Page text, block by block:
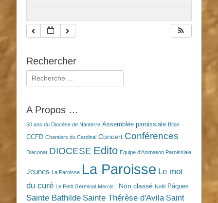
Rechercher
Rechercher :
A Propos …
50 ans du Diocèse de Nanterre Assemblée paroissiale Bible
CCFD Chantiers du Cardinal Concert Conférences
Diaconat DIOCESE Edito Equipe d'Animation Paroissiale
Jeunes La Paroisse La Paroisse Le mot
du curé Le Petit Germinal Mercis ! Non classé Noël Pâques
Sainte Bathilde Sainte Thérèse d'Avila Saint